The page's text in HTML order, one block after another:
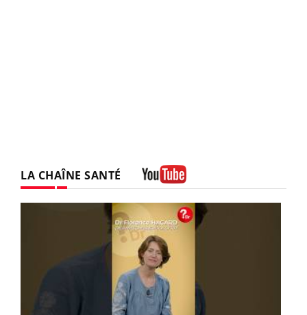
LA CHAÎNE SANTÉ